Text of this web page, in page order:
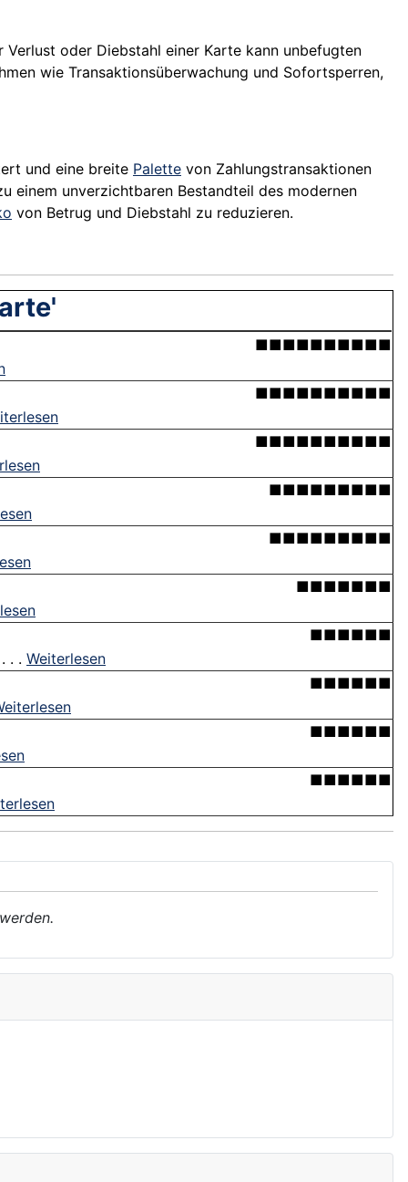
oder Diebstahl einer Karte kann unbefugten
wie Transaktionsüberwachung und Sofortsperren,
und eine breite Palette von Zahlungstransaktionen
einem unverzichtbaren Bestandteil des modernen
von Betrug und Diebstahl zu reduzieren.
■■■■■■■■■■
■■■■■■■■■■
■■■■■■■■■■
■■■■■■■■■
■■■■■■■■■
■■■■■■■
■■■■■■
. . Weiterlesen
■■■■■■
■■■■■■
■■■■■■